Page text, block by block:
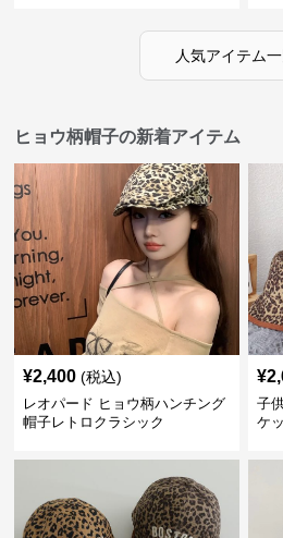
人気アイテム
ヒョウ柄帽子の新着アイテム
¥2,400 (税込)
レオパード ヒョウ柄ハンチング
帽子レトロクラシック
¥
子
ケ